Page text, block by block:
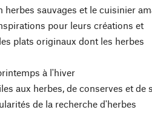
sauvages et le cuisinier
pour leurs créations et
plats originaux dont les herbes
à l'hiver
aux herbes, de conserves et de
de la recherche d'herbes